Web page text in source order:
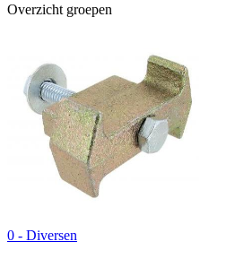
Overzicht groepen
0 - Diversen